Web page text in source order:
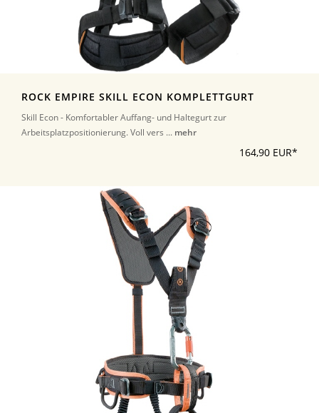
ROCK EMPIRE SKILL ECON KOMPLETTGURT
Skill Econ - Komfortabler Auffang- und Haltegurt zur
Arbeitsplatzpositionierung. Voll vers ... mehr
164,90 EUR*